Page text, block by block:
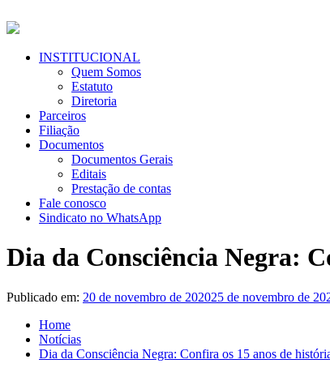
para
conteúdo
Menu
INSTITUCIONAL
Quem Somos
Estatuto
Diretoria
Parceiros
Filiação
Documentos
Documentos Gerais
Editais
Prestação de contas
Fale conosco
Sindicato no WhatsApp
Dia da Consciência Negra:
Publicado em: 20 de novembro de 202025 de novembro de
Home
Notícias
Dia da Consciência Negra: Confira os 15 anos de